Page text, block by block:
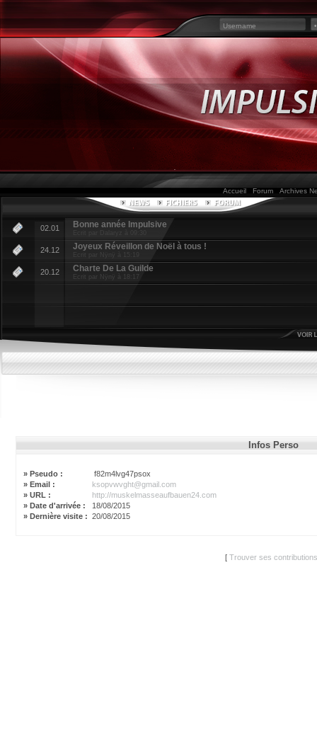
Accueil Forum Archives
02.01 Bonne année Impulsive
24.12 Joyeux Réveillon de Noël à tous !
20.12 Charte De La Guilde
Ecrit par Nÿnÿ à 18:17
Infos Perso
» Pseudo :
f82m4lvg47psox
» Email :
ksopvwvght@gmail.com
» URL :
http://muskelmasseaufbauen24.com
» Date d'arrivée :
18/08/2015
» Dernière visite : 20/08/2015
[ Trouver ses contributions